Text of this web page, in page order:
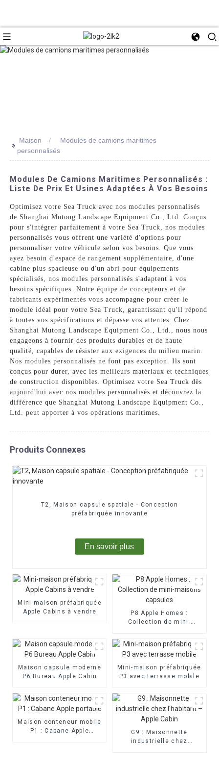
>> Maison
Modules de camions maritimes
personnalisés
Modules De Camions Maritimes Personnalisés :
Liste De Prix Et Usines Adaptées À Vos Besoins
Optimisez votre Sea Truck avec nos modules personnalisés
de Shanghai Mutong Landscape Equipment Co., Ltd. Conçus
pour s'intégrer parfaitement à votre Sea Truck, nos modules
personnalisés vous offrent une variété d'options pour
personnaliser votre véhicule selon vos besoins. Que vous
ayez besoin d'espace de rangement supplémentaire, d'une
cabine plus spacieuse ou d'un abri pour équipements
spécialisés, nos modules personnalisés s'adaptent à vos
besoins spécifiques. Notre équipe de concepteurs et de
fabricants expérimentés vous accompagne pour créer le
module idéal pour votre Sea Truck, garantissant qu'il répond
à toutes vos spécifications et dépasse vos attentes. Chez
Shanghai Mutong Landscape Equipment Co., Ltd., nous nous
engageons à fournir des produits durables et de haute
qualité, capables de résister aux exigences du milieu marin.
Nos modules personnalisés ne font pas exception. Ils sont
conçus pour durer, avec les meilleurs matériaux et techniques
de construction disponibles. Optimisez votre Sea Truck dès
aujourd'hui avec nos modules personnalisés et découvrez la
différence que Shanghai Mutong Landscape Equipment Co.,
Ltd. peut apporter à vos opérations maritimes.
Produits Connexes
T2, Maison capsule spatiale - Conception
préfabriquée innovante
En savoir plus
Mini-maison préfabriquée
Apple Cabins à vendre
P8 Apple Homes :
Collection de mini-
Maison capsule moderne
P6 Bureau Apple Cabin
Mini-maison préfabriquée
P3 avec terrasse mobile
Maison conteneur mobile
P1 : Cabane Apple
G9 : Maisonnette
industrielle chez